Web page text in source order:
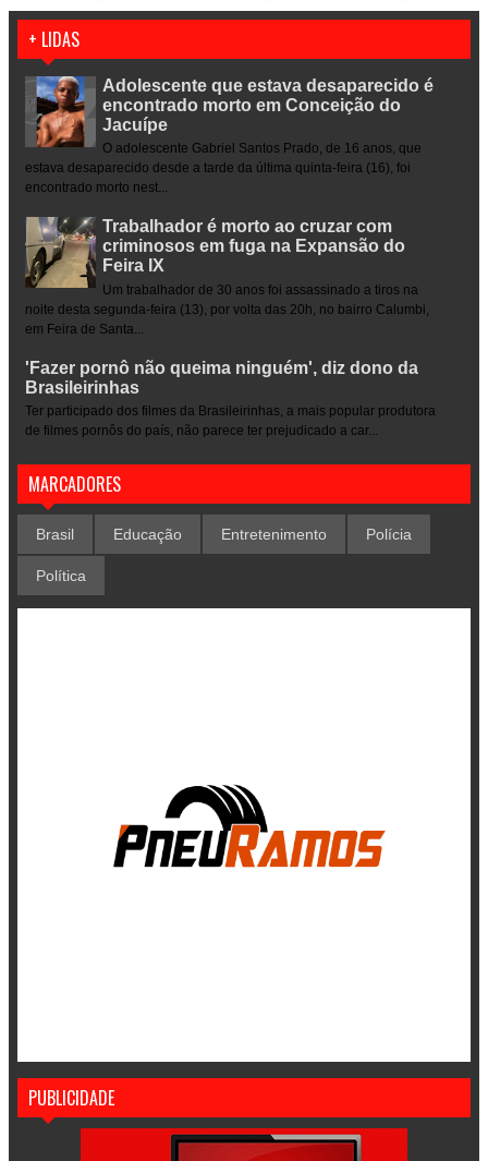
+ LIDAS
Adolescente que estava desaparecido é
encontrado morto em Conceição do
Jacuípe
O adolescente Gabriel Santos Prado, de 16 anos, que
estava desaparecido desde a tarde da última quinta-feira (16), foi
encontrado morto nest...
Trabalhador é morto ao cruzar com
criminosos em fuga na Expansão do
Feira IX
Um trabalhador de 30 anos foi assassinado a tiros na
noite desta segunda-feira (13), por volta das 20h, no bairro Calumbi,
em Feira de Santa...
'Fazer pornô não queima ninguém', diz dono da
Brasileirinhas
Ter participado dos filmes da Brasileirinhas, a mais popular produtora
de filmes pornôs do país, não parece ter prejudicado a car...
MARCADORES
Brasil Educação Entretenimento Polícia
Política
PUBLICIDADE